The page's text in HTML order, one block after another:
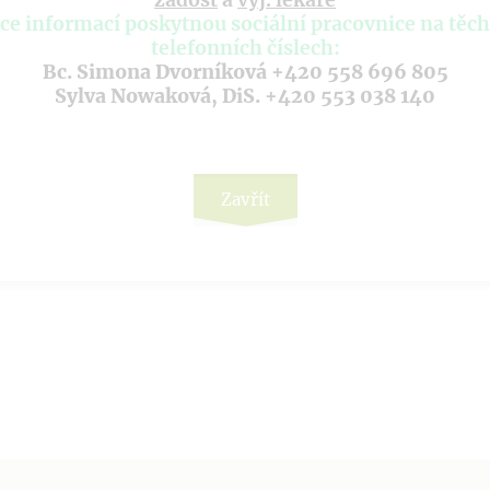
informací poskytnou sociální pracovnice na
telefonních číslech:
Bc. Simona Dvorníková +420 558 696 805
Sylva Nowaková, DiS. +420 553 038 140
Zavřít